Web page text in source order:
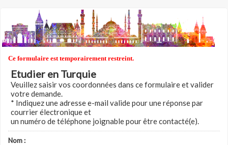
Ce formulaire est temporairement restreint.
Etudier en Turquie
Veuillez saisir vos coordonnées dans ce formulaire et valider
votre demande.
* Indiquez une adresse e-mail valide pour une réponse par
courrier électronique et
un numéro de téléphone joignable pour être contacté(e).
Nom :